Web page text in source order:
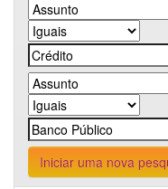
Iniciar uma nova